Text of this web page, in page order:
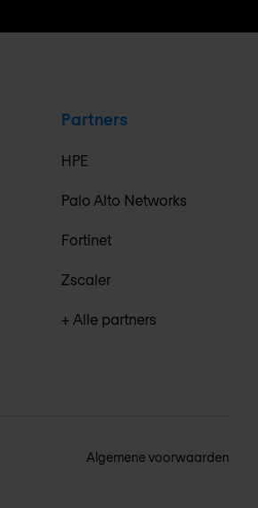
Partners
HPE
Palo Alto Networks
Fortinet
Zscaler
+ Alle partners
Algemene voorwaarden